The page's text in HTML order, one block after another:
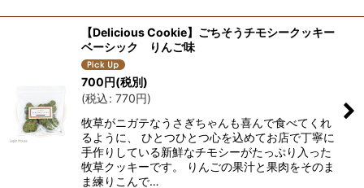
【Delicious Cookie】ごちそうチモシークッキー
ベーシック りんご味
700円(税別)
(税込: 770円)
牧草がニガテなうさぎちゃんも喜んで食べてくれ
るように、 ひとつひとつ心を込めてお店で丁寧に
手作りしている新鮮なチモシーがたっぷり入った
牧草クッキーです。 りんごの果汁と果肉をそのま
ま練りこんで…